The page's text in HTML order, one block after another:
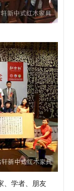
、学者、朋友